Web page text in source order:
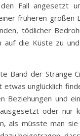
Fall angesetzt
früheren
tödlicher
auf die Küste zu
Band der Strange
unglücklich
Beziehungen und
oder nur
als müsste man